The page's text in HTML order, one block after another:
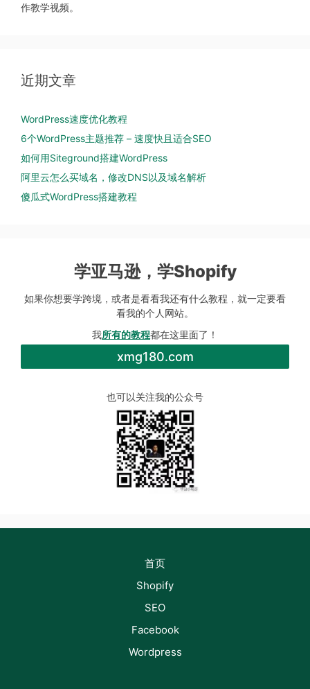
作教学视频。
近期文章
WordPress速度优化教程
6个WordPress主题推荐 – 速度快且适合SEO
如何用Siteground搭建WordPress
阿里云怎么买域名，修改DNS以及域名解析
傻瓜式WordPress搭建教程
学亚马逊，学Shopify
如果你想要学跨境，或者是看看我还有什么教程，就一定要看
看我的个人网站。
我所有的教程都在这里面了！
xmg180.com
也可以关注我的公众号
首页
Shopify
SEO
Facebook
Wordpress